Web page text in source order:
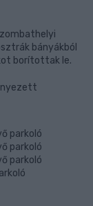
bányákból
borítottak le.
parkoló
parkoló
parkoló